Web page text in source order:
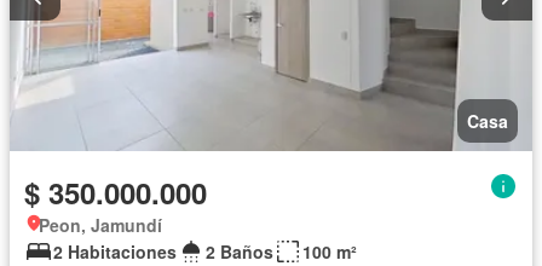
Casa
$ 350.000.000
Peon, Jamundí
2 Habitaciones
2 Baños 100 m²